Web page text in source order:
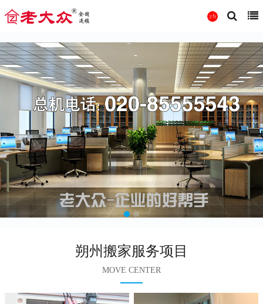
朔州搬家服务项目
MOVE CENTER